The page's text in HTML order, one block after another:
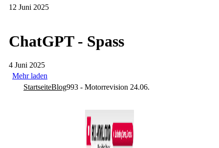
12 Juni 2025
ChatGPT - Spass
4 Juni 2025
Mehr laden
StartseiteBlog993 - Motorrevision 24.06.